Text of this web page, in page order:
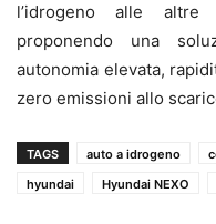
l’idrogeno alle altre
proponendo una
autonomia elevata,
zero emissioni allo
TAGS auto a idrogeno
hyundai
Hyundai NEXO